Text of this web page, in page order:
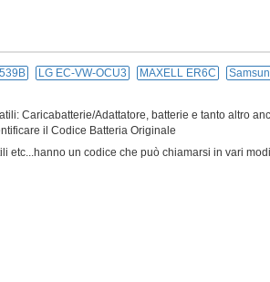
LG EC-VW-OCU3 MAXELL ER6C
Caricabatterie/Adattatore, batterie e tanto altro
il Codice Batteria Originale
etc...hanno un codice che può chiamarsi in vari